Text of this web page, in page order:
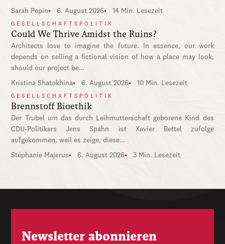
Sarah Pepin 6. August 2026 14 Min. Lesezeit
GESELLSCHAFTSPOLITIK
Could We Thrive Amidst the Ruins?
Architects love to imagine the future. In essence, our work
depends on selling a fictional vision of how a place may look,
should our project be…
Kristina Shatokhina 6. August 2026 10 Min. Lesezeit
GESELLSCHAFTSPOLITIK
Brennstoff Bioethik
Der Trubel um das durch Leihmutterschaft geborene Kind des
CDU-Politikers Jens Spahn ist Xavier Bettel zufolge
aufgekommen, weil es zeige, diese…
Stéphanie Majerus 6. August 2026 3 Min. Lesezeit
Newsletter abonnieren